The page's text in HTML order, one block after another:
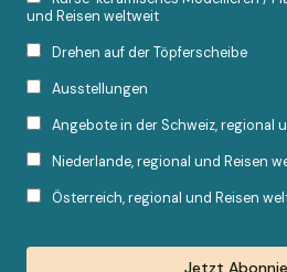
und Reisen weltweit
Drehen auf der Töpferscheibe
Ausstellungen
Angebote in der Schweiz, regional
Niederlande, regional und Reisen
Österreich, regional und Reisen